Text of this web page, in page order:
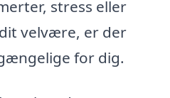
stress eller
velvære, er der
for dig.